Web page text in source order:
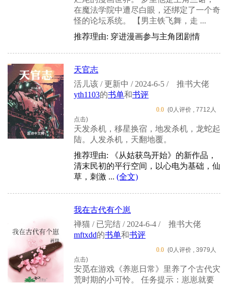
在魔法学院中遭尽白眼，还绑定了一个奇
怪的论坛系统。 【男主铁飞舞，走 ...
推荐理由: 穿进漫画参与主角团剧情
天官志
活儿该 / 更新中 / 2024-6-5 /
推书大佬
yth1103的书单和书评
0.0 (0人评价 , 7712人
点击)
天发杀机，移星换宿，地发杀机，龙蛇起
陆。人发杀机，天翻地覆。
推荐理由: 《从姑获鸟开始》的新作品，
清末民初的平行空间，以心电为基础，仙
草，刺激 ... (全文)
我在古代有个崽
禅猫 / 已完结 / 2024-6-4 /
推书大佬
mftxdd的书单和书评
0.0 (0人评价 , 3979人
点击)
安觅在游戏《养崽日常》里养了个古代灾
荒时期的小可怜。 任务提示：崽崽就要